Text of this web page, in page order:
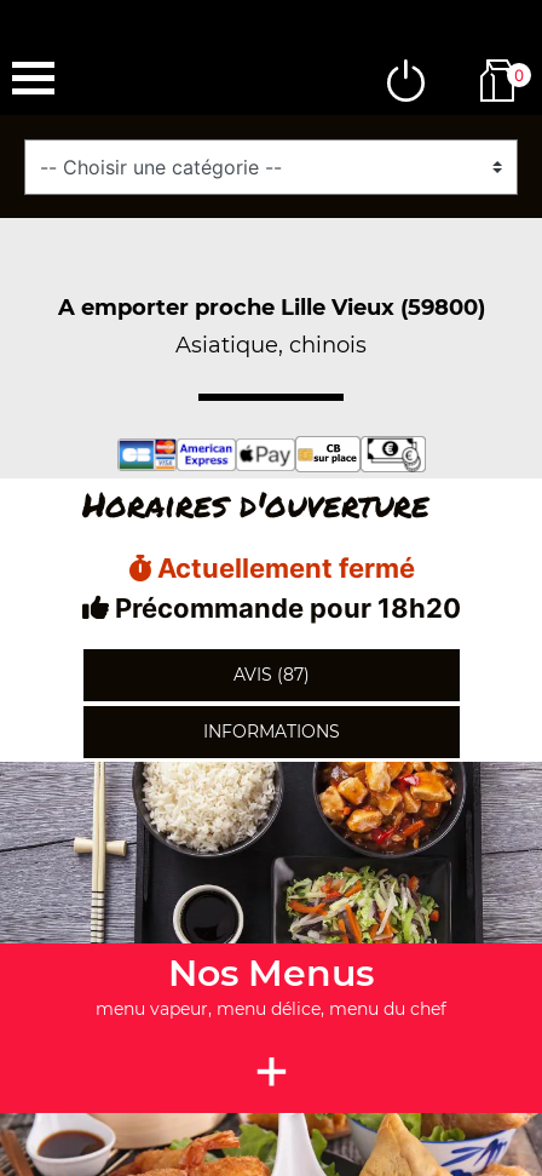
0
A emporter proche Lille Vieux (59800)
Asiatique, chinois
Horaires d'ouverture
Actuellement fermé
Précommande pour 18h20
AVIS (87)
INFORMATIONS
Nos Menus
menu vapeur, menu délice, menu du chef
+